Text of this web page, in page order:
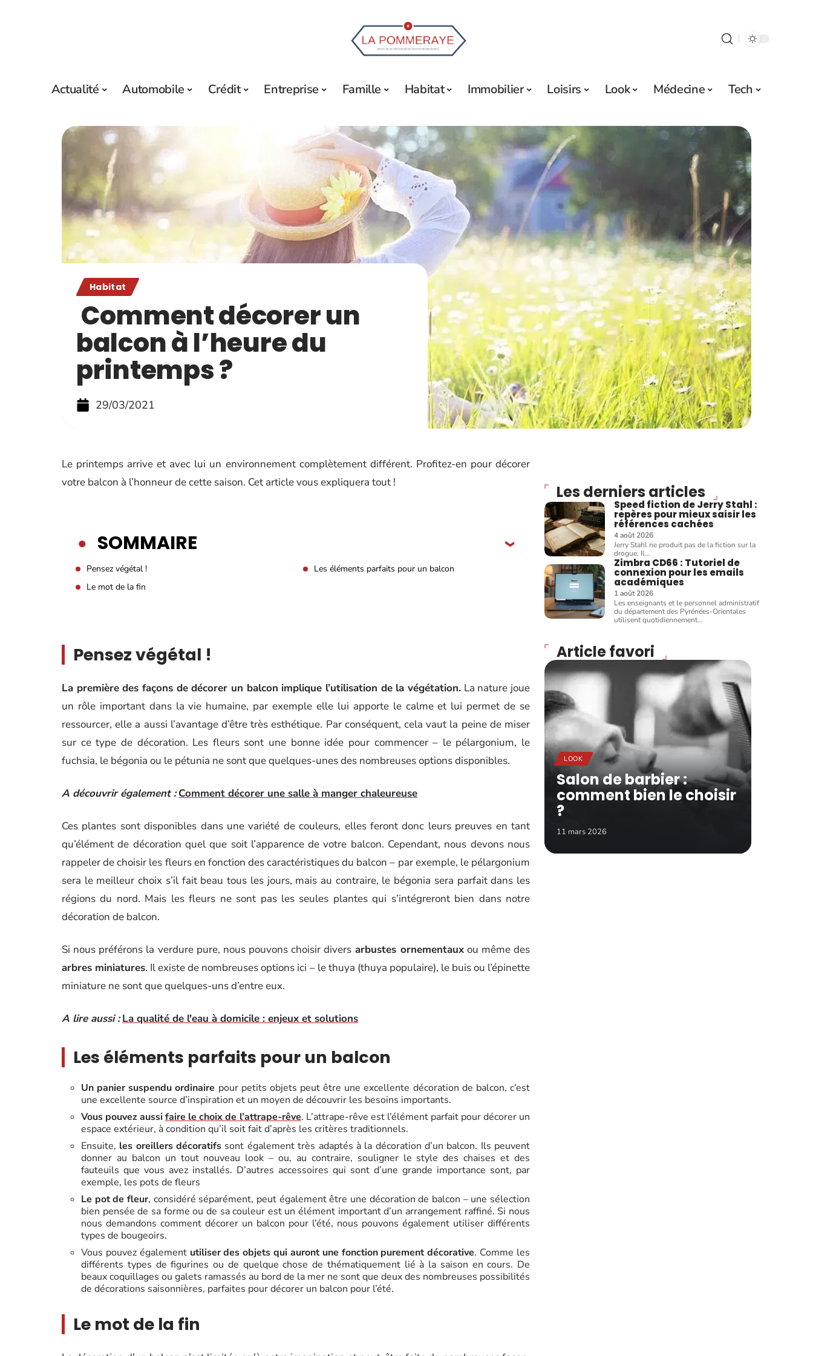
Actualité Automobile Crédit Entreprise Famille Habitat Immobilier Loisirs Look Médecine Tech
Habitat
Comment décorer un
balcon à l’heure du
printemps ?
29/03/2021
Le printemps arrive et avec lui un environnement complètement différent. Profitez-en pour décorer
votre balcon à l’honneur de cette saison. Cet article vous expliquera tout !
SOMMAIRE
Pensez végétal !
Les éléments parfaits pour un balcon
Le mot de la fin
Pensez végétal !
La première des façons de décorer un balcon implique l’utilisation de la végétation. La nature joue
un rôle important dans la vie humaine, par exemple elle lui apporte le calme et lui permet de se
ressourcer, elle a aussi l’avantage d’être très esthétique. Par conséquent, cela vaut la peine de miser
sur ce type de décoration. Les fleurs sont une bonne idée pour commencer – le pélargonium, le
fuchsia, le bégonia ou le pétunia ne sont que quelques-unes des nombreuses options disponibles.
A découvrir également : Comment décorer une salle à manger chaleureuse
Ces plantes sont disponibles dans une variété de couleurs, elles feront donc leurs preuves en tant
qu’élément de décoration quel que soit l’apparence de votre balcon. Cependant, nous devons nous
rappeler de choisir les fleurs en fonction des caractéristiques du balcon – par exemple, le pélargonium
sera le meilleur choix s’il fait beau tous les jours, mais au contraire, le bégonia sera parfait dans les
régions du nord. Mais les fleurs ne sont pas les seules plantes qui s’intégreront bien dans notre
décoration de balcon.
Si nous préférons la verdure pure, nous pouvons choisir divers arbustes ornementauxou même des
arbres miniatures. Il existe de nombreuses options ici – le thuya (thuya populaire), le buis ou l’épinette
miniature ne sont que quelques-uns d’entre eux.
A lire aussi : La qualité de l'eau à domicile : enjeux et solutions
Les éléments parfaits pour un balcon
Un panier suspendu ordinaire pour petits objets peut être une excellente décoration de balcon, c’est
une excellente source d’inspiration et un moyen de découvrir les besoins importants.
Vous pouvez aussifaire le choix de l’attrape-rêve. L’attrape-rêve est l’élément parfait pour décorer un
espace extérieur, à condition qu’il soit fait d’après les critères traditionnels.
Ensuite, les oreillers décoratifs sont également très adaptés à la décoration d’un balcon. Ils peuvent
donner au balcon un tout nouveau look – ou, au contraire, souligner le style des chaises et des
fauteuils que vous avez installés. D’autres accessoires qui sont d’une grande importance sont, par
exemple, les pots de fleurs
Le pot de fleur, considéré séparément, peut également être une décoration de balcon – une sélection
bien pensée de sa forme ou de sa couleur est un élément important d’un arrangement raffiné. Si nous
nous demandons comment décorer un balcon pour l’été, nous pouvons également utiliser différents
types de bougeoirs.
Vous pouvez également utiliser des objets qui auront une fonction purement décorative. Comme les
différents types de figurines ou de quelque chose de thématiquement lié à la saison en cours. De
beaux coquillages ou galets ramassés au bord de la mer ne sont que deux des nombreuses possibilités
de décorations saisonnières, parfaites pour décorer un balcon pour l’été.
Le mot de la fin
Les derniers articles
Speed fiction de Jerry Stahl :
repères pour mieux saisir les
références cachées
4 août 2026
Jerry Stahl ne produit pas de la fiction sur la
drogue. Il…
Zimbra CD66 : Tutoriel de
connexion pour les emails
académiques
1 août 2026
Les enseignants et le personnel administratif
du département des Pyrénées-Orientales
utilisent quotidiennement…
Article favori
LOOK
Salon de barbier :
comment bien le choisir
?
11 mars 2026